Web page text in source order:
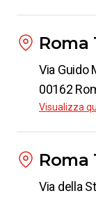
Via Guido
00162
Visualizza
Via della